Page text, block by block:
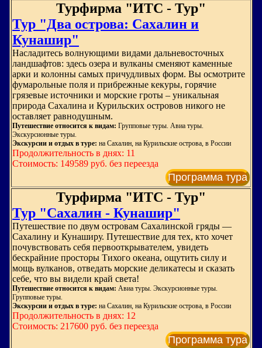
Турфирма "ИТС - Тур"
Тур "Два острова: Сахалин и
Кунашир"
Насладитесь волнующими видами дальневосточных
ландшафтов: здесь озера и вулканы сменяют каменные
арки и колонны самых причудливых форм. Вы осмотрите
фумарольные поля и прибрежные кекуры, горячие
грязевые источники и морские гроты – уникальная
природа Сахалина и Курильских островов никого не
оставляет равнодушным.
Путешествие относится к видам: Групповые туры. Авиа туры.
Экскурсионные туры.
Экскурсии и отдых в туре: на Сахалин, на Курильские острова, в России
Продолжительность в днях: 11
Стоимость: 149589 руб. без переезда
Программа тура
Турфирма "ИТС - Тур"
Тур "Сахалин - Кунашир"
Путешествие по двум островам Сахалинской гряды —
Сахалину и Кунаширу. Путешествие для тех, кто хочет
почувствовать себя первооткрывателем, увидеть
бескрайние просторы Тихого океана, ощутить силу и
мощь вулканов, отведать морские деликатесы и сказать
себе, что вы видели край света!
Путешествие относится к видам: Авиа туры. Экскурсионные туры.
Групповые туры.
Экскурсии и отдых в туре: на Сахалин, на Курильские острова, в России
Продолжительность в днях: 12
Стоимость: 217600 руб. без переезда
Программа тура